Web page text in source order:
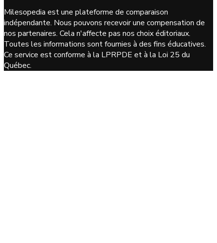
Milesopedia est une plateforme de comparaison
indépendante. Nous pouvons recevoir une compensation de
nos partenaires. Cela n'affecte pas nos choix éditoriaux.
Toutes les informations sont fournies à des fins éducatives.
Ce service est conforme à la LPRPDE et à la Loi 25 du
Québec.